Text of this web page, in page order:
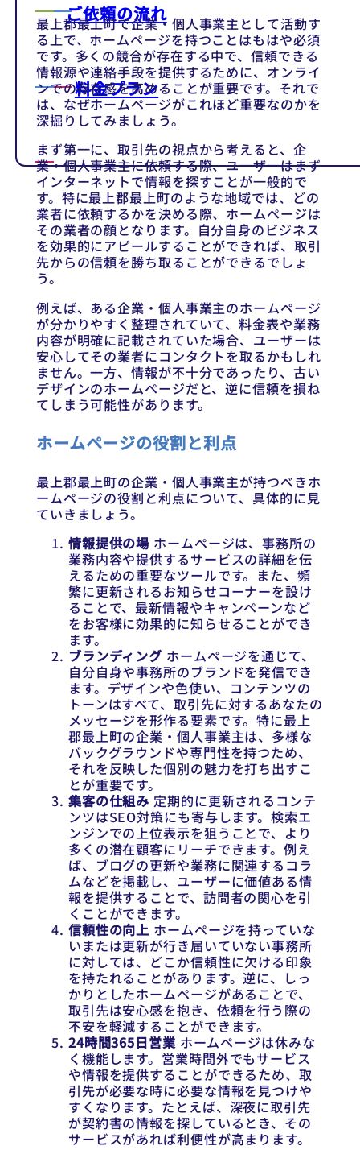
ご依頼の流れ
料金プラン
最上郡最上町で企業・個人事業主として活動す
る上で、ホームページを持つことはもはや必須
です。多くの競合が存在する中で、信頼できる
情報源や連絡手段を提供するために、オンライ
ンでの存在感を高めることが重要です。それで
は、なぜホームページがこれほど重要なのかを
深掘りしてみましょう。
まず第一に、取引先の視点から考えると、企
業・個人事業主に依頼する際、ユーザーはまず
インターネットで情報を探すことが一般的で
す。特に最上郡最上町のような地域では、どの
業者に依頼するかを決める際、ホームページは
その業者の顔となります。自分自身のビジネス
を効果的にアピールすることができれば、取引
先からの信頼を勝ち取ることができるでしょ
う。
例えば、ある企業・個人事業主のホームページ
が分かりやすく整理されていて、料金表や業務
内容が明確に記載されていた場合、ユーザーは
安心してその業者にコンタクトを取るかもしれ
ません。一方、情報が不十分であったり、古い
デザインのホームページだと、逆に信頼を損ね
てしまう可能性があります。
ホームページの役割と利点
最上郡最上町の企業・個人事業主が持つべきホ
ームページの役割と利点について、具体的に見
ていきましょう。
情報提供の場 ホームページは、事務所の
業務内容や提供するサービスの詳細を伝
えるための重要なツールです。また、頻
繁に更新されるお知らせコーナーを設け
ることで、最新情報やキャンペーンなど
をお客様に効果的に知らせることができ
ます。
ブランディング ホームページを通じて、
自分自身や事務所のブランドを発信でき
ます。デザインや色使い、コンテンツの
トーンはすべて、取引先に対するあなたの
メッセージを形作る要素です。特に最上
郡最上町の企業・個人事業主は、多様な
バックグラウンドや専門性を持つため、
それを反映した個別の魅力を打ち出すこ
とが重要です。
集客の仕組み 定期的に更新されるコンテ
ンツはSEO対策にも寄与します。検索エ
ンジンでの上位表示を狙うことで、より
多くの潜在顧客にリーチできます。例え
ば、ブログの更新や業務に関連するコラ
ムなどを掲載し、ユーザーに価値ある情
報を提供することで、訪問者の関心を引
くことができます。
信頼性の向上 ホームページを持っていな
いまたは更新が行き届いていない事務所
に対しては、どこか信頼性に欠ける印象
を持たれることがあります。逆に、しっ
かりとしたホームページがあることで、
取引先は安心感を抱き、依頼を行う際の
不安を軽減することができます。
24時間365日営業ホームページは休みな
く機能します。営業時間外でもサービス
や情報を提供することができるため、取
引先が必要な時に必要な情報を見つけや
すくなります。たとえば、深夜に取引先
が契約書の情報を探しているとき、その
サービスがあれば利便性が高まります。